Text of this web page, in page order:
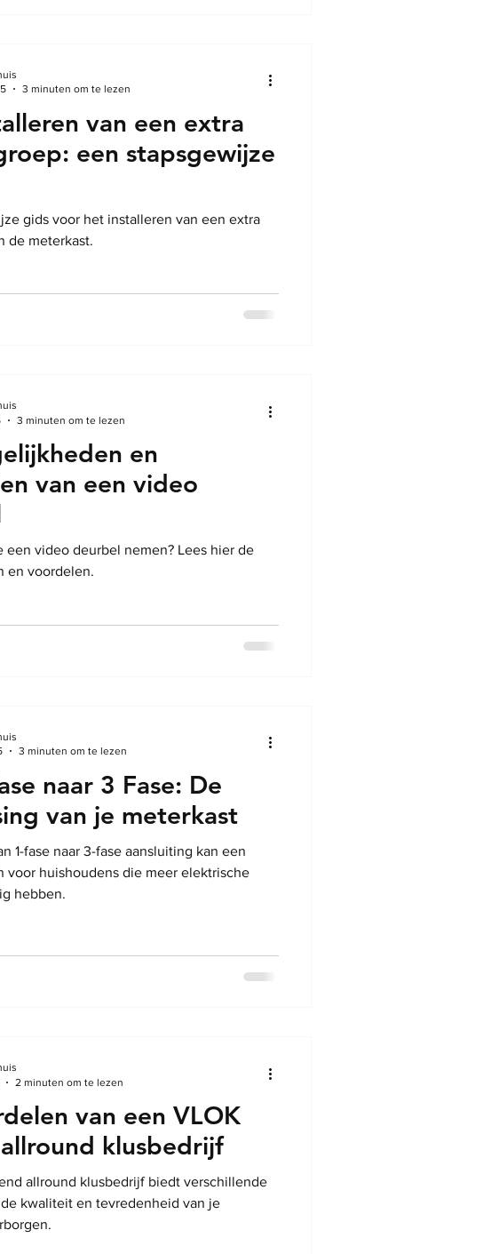
van een extra
een stapsgewijze
gids voor het installeren van een extra
de meterkast.
3 minuten om te lezen
en
van een video
een video deurbel nemen? Lees hier de
en voordelen.
3 minuten om te lezen
naar 3 Fase: De
van je meterkast
1-fase naar 3-fase aansluiting kan een
voor huishoudens die meer elektrische
hebben.
3 minuten om te lezen
van een VLOK
klusbedrijf
allround klusbedrijf biedt verschillende
kwaliteit en tevredenheid van je
2 minuten om te lezen